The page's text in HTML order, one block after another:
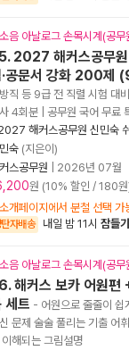
음 아날로그 손목시계(공
2027 해커스공무원
·공문서 강화 200제
직 등 9급 전 직렬 시험 대
4회분 | 공무원 국어 무료
해커스공무원 신민숙
숙 (지은이)
스공무원
2026년 07월
원 (10% 할인 / 180
개페이지에서 분철 선택 가
탄자배송 내일 밤 11시 잠들
음 아날로그 손목시계(공
해커스 보카 어원편
세트 - 어원으로 줄줄이 쉽
문제 술술 풀리는 기출 어
이해되는 그림설명